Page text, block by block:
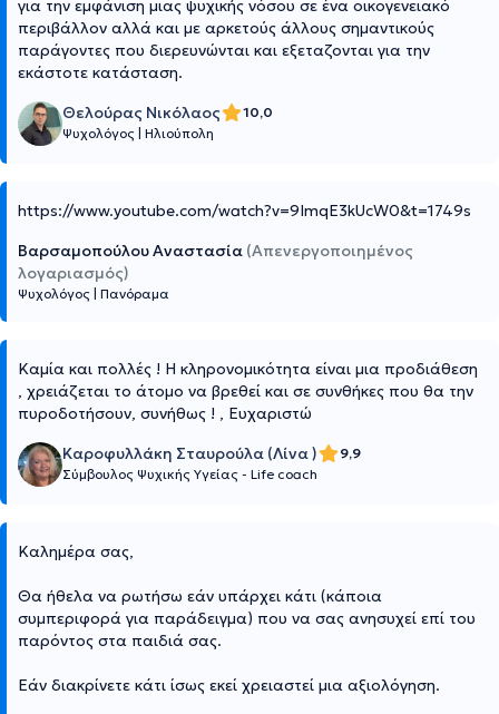
για την εμφάνιση μιας ψυχικής νόσου σε ένα οικογενειακό
περιβάλλον αλλά και με αρκετούς άλλους σημαντικούς
παράγοντες που διερευνώνται και εξεταζονται για την
εκάστοτε κατάσταση.
Θελούρας Νικόλαος
10,0
Ψυχολόγος Ηλιούπολη
https://www.youtube.com/watch?v=9ImqE3kUcW0&t=1749s
Βαρσαμοπούλου Αναστασία (Απενεργοποιημένος
λογαριασμός)
Ψυχολόγος Πανόραμα
Καμία και πολλές ! Η κληρονομικότητα είναι μια προδιάθεση
, χρειάζεται το άτομο να βρεθεί και σε συνθήκες που θα την
πυροδοτήσουν, συνήθως ! , Ευχαριστώ
Καροφυλλάκη Σταυρούλα (Λίνα )
9,9
Σύμβουλος Ψυχικής Υγείας - Life coach
Καλημέρα σας,
Θα ήθελα να ρωτήσω εάν υπάρχει κάτι (κάποια
συμπεριφορά για παράδειγμα) που να σας ανησυχεί επί του
παρόντος στα παιδιά σας.
Εάν διακρίνετε κάτι ίσως εκεί χρειαστεί μια αξιολόγηση.